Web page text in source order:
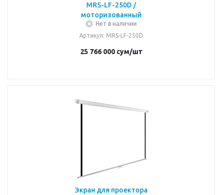
MRS-LF-250D /
моторизованный
Нет в наличии
Артикул: MRS-LF-250D
25 766 000сум/шт
Экран для проектора